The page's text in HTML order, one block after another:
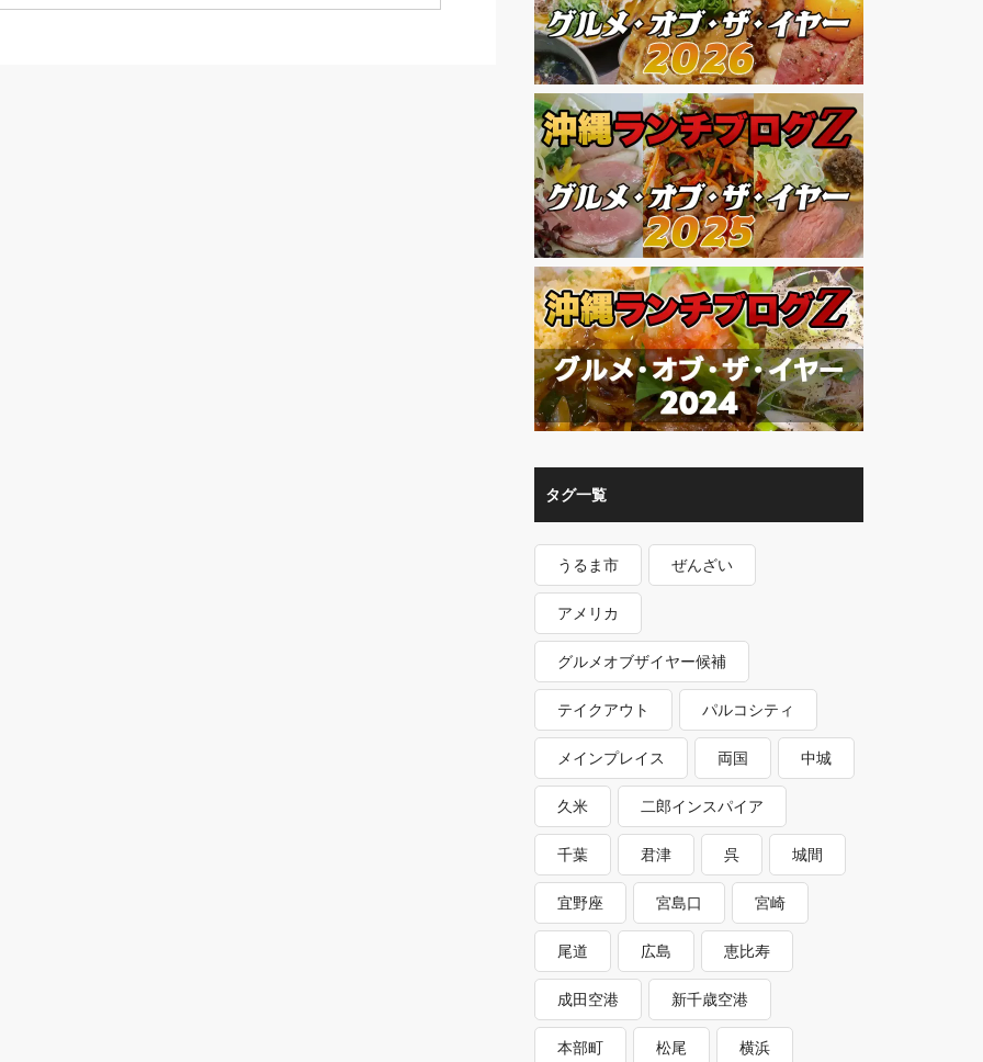
タグ一覧
うるま市 ぜんざい
アメリカ
グルメオブザイヤー候補
テイクアウト パルコシティ
メインプレイス 両国 中城
久米 二郎インスパイア
千葉 君津 呉 城間
宜野座 宮島口 宮崎
尾道 広島 恵比寿
成田空港 新千歳空港
本部町 松尾 横浜